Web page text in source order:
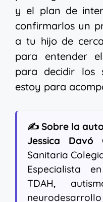
y el plan de
confirmarlos un
a tu hijo de
para entender
para decidir los
estoy para
✍️ Sobre la
Jessica Davó
Sanitaria
Especialista
TDAH,